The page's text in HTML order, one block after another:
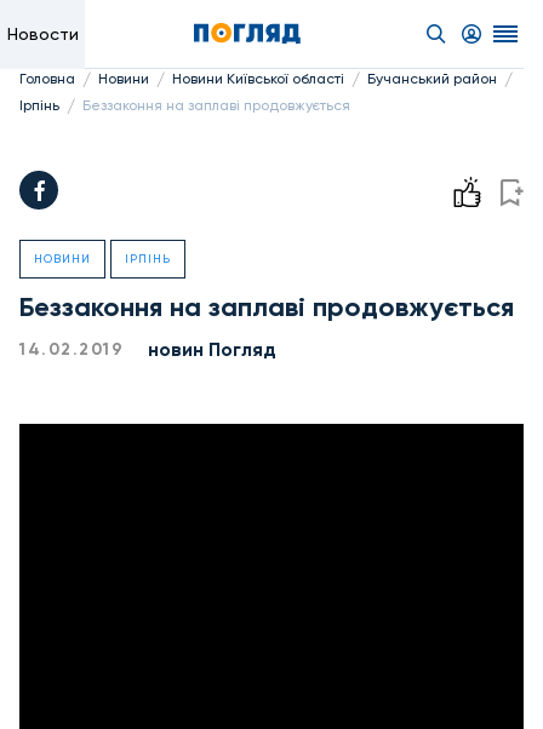
Новости
Головна / Новини / Новини Київської області / Бучанський район /
Ірпінь / Беззаконня на заплаві продовжується
НОВИНИ ІРПІНЬ
Беззаконня на заплаві продовжується
14.02.2019 новин Погляд